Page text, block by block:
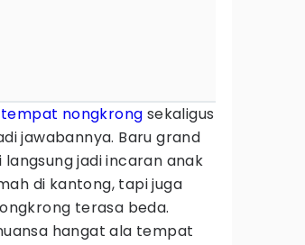
tempat nongkrong sekaligus
jawabannya. Baru grand
jadi incaran anak
di kantong, tapi juga
terasa beda.
hangat ala tempat